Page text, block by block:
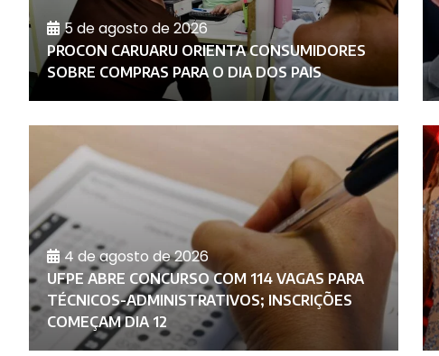
5 de agosto de 2026
PROCON CARUARU ORIENTA CONSUMIDORES
SOBRE COMPRAS PARA O DIA DOS PAIS
4 de agosto de 2026
UFPE ABRE CONCURSO COM 114 VAGAS PARA
TÉCNICOS-ADMINISTRATIVOS; INSCRIÇÕES
COMEÇAM DIA 12